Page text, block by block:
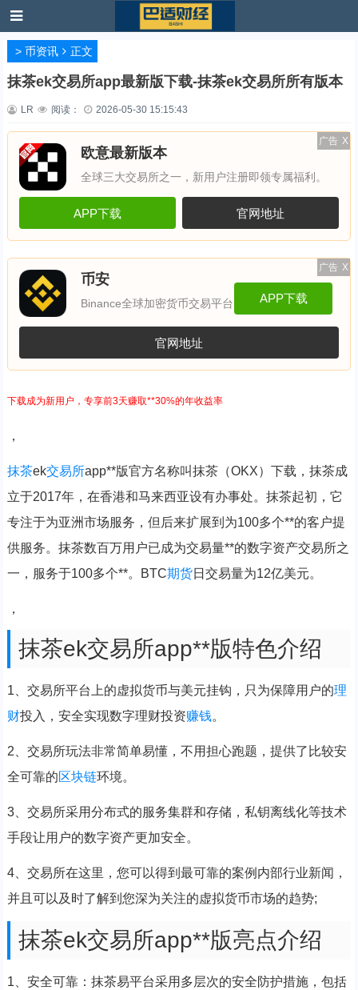
> 币资讯 正文
抹茶ek交易所app最新版下载-抹茶ek交易所所有版本
LR 阅读： 2026-05-30 15:15:43
广告 X
欧意最新版本
全球三大交易所之一，新用户注册即领专属福利。
APP下载 官网地址
广告 X
币安
Binance全球加密货币交易平台 APP下载
官网地址
下载成为新用户，专享前3天赚取**30%的年收益率
，
抹茶ek交易所app**版官方名称叫抹茶（OKX）下载，抹茶成
立于2017年，在香港和马来西亚设有办事处。抹茶起初，它
专注于为亚洲市场服务，但后来扩展到为100多个**的客户提
供服务。抹茶数百万用户已成为交易量**的数字资产交易所之
一，服务于100多个**。BTC期货日交易量为12亿美元。
，
抹茶ek交易所app**版特色介绍
1、交易所平台上的虚拟货币与美元挂钩，只为保障用户的理
财投入，安全实现数字理财投资赚钱。
2、交易所玩法非常简单易懂，不用担心跑题，提供了比较安
全可靠的区块链环境。
3、交易所采用分布式的服务集群和存储，私钥离线化等技术
手段让用户的数字资产更加安全。
4、交易所在这里，您可以得到最可靠的案例内部行业新闻，
并且可以及时了解到您深为关注的虚拟货币市场的趋势;
抹茶ek交易所app**版亮点介绍
1、安全可靠：抹茶易平台采用多层次的安全防护措施，包括